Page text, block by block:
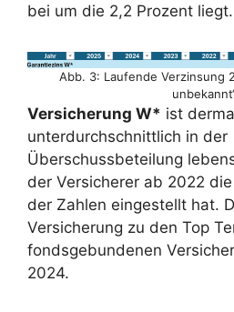
bei um die 2,2 Prozent liegt.
Abb. 3: Laufende Verzinsung
Versicherung W* ist
unterdurchschnittlich in der
Überschussbeteilung
der Versicherer ab 2022
der Zahlen eingestellt hat.
Versicherung zu den Top
fondsgebundenen
2024.